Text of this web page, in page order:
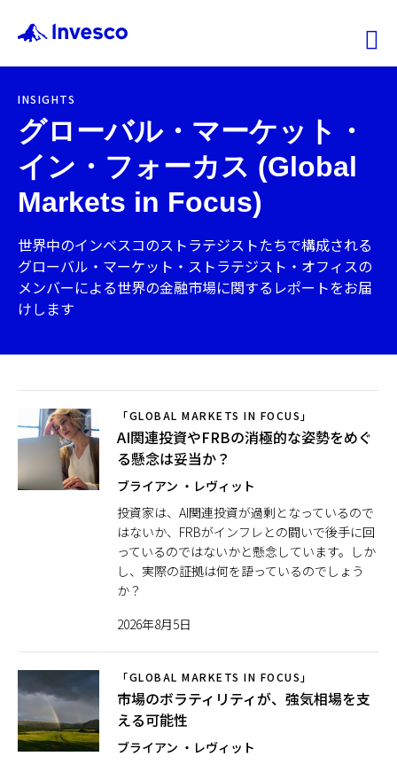
ファンド情報
マーケット情報
会社情報
日本
INSIGHTS
グローバル・マーケット・
イン・フォーカス (Global
Markets in Focus)
世界中のインベスコのストラテジストたちで構成される
グローバル・マーケット・ストラテジスト・オフィスの
メンバーによる世界の金融市場に関するレポートをお届
けします
「GLOBAL MARKETS IN FOCUS」
AI関連投資やFRBの消極的な姿勢をめぐ
る懸念は妥当か？
ブライアン ・レヴィット
投資家は、AI関連投資が過剰となっているので
はないか、FRBがインフレとの闘いで後手に回
っているのではないかと懸念しています。しか
し、実際の証拠は何を語っているのでしょう
か？
2026年8月5日
「GLOBAL MARKETS IN FOCUS」
市場のボラティリティが、強気相場を支
える可能性
ブライアン ・レヴィット